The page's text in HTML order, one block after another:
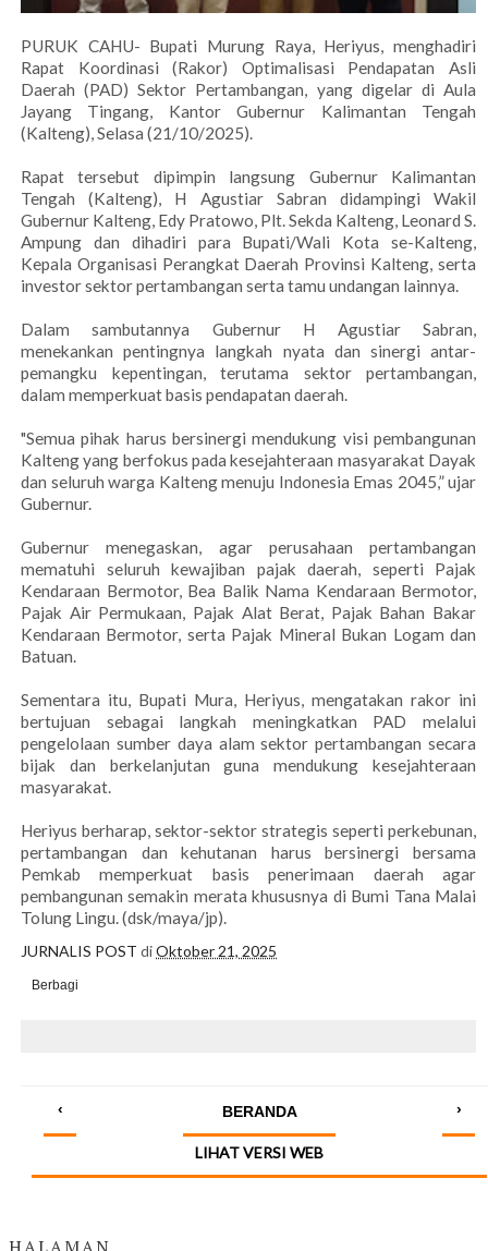
PURUK CAHU- Bupati Murung Raya, Heriyus, menghadiri
Rapat Koordinasi (Rakor) Optimalisasi Pendapatan Asli
Daerah (PAD) Sektor Pertambangan, yang digelar di Aula
Jayang Tingang, Kantor Gubernur Kalimantan Tengah
(Kalteng), Selasa (21/10/2025).
Rapat tersebut dipimpin langsung Gubernur Kalimantan
Tengah (Kalteng), H Agustiar Sabran didampingi Wakil
Gubernur Kalteng, Edy Pratowo, Plt. Sekda Kalteng, Leonard S.
Ampung dan dihadiri para Bupati/Wali Kota se-Kalteng,
Kepala Organisasi Perangkat Daerah Provinsi Kalteng, serta
investor sektor pertambangan serta tamu undangan lainnya.
Dalam sambutannya Gubernur H Agustiar Sabran,
menekankan pentingnya langkah nyata dan sinergi antar-
pemangku kepentingan, terutama sektor pertambangan,
dalam memperkuat basis pendapatan daerah.
"Semua pihak harus bersinergi mendukung visi pembangunan
Kalteng yang berfokus pada kesejahteraan masyarakat Dayak
dan seluruh warga Kalteng menuju Indonesia Emas 2045,” ujar
Gubernur.
Gubernur menegaskan, agar perusahaan pertambangan
mematuhi seluruh kewajiban pajak daerah, seperti Pajak
Kendaraan Bermotor, Bea Balik Nama Kendaraan Bermotor,
Pajak Air Permukaan, Pajak Alat Berat, Pajak Bahan Bakar
Kendaraan Bermotor, serta Pajak Mineral Bukan Logam dan
Batuan.
Sementara itu, Bupati Mura, Heriyus, mengatakan rakor ini
bertujuan sebagai langkah meningkatkan PAD melalui
pengelolaan sumber daya alam sektor pertambangan secara
bijak dan berkelanjutan guna mendukung kesejahteraan
masyarakat.
Heriyus berharap, sektor-sektor strategis seperti perkebunan,
pertambangan dan kehutanan harus bersinergi bersama
Pemkab memperkuat basis penerimaan daerah agar
pembangunan semakin merata khususnya di Bumi Tana Malai
Tolung Lingu. (dsk/maya/jp).
JURNALIS POST diOktober 21, 2025
Berbagi
‹ ›
BERANDA
LIHAT VERSI WEB